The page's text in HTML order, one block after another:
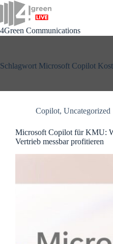
Zum
Inhalt
springen
4Green Communications
Schlagwort Microsoft Copilot
Copilot, Uncategorized
Microsoft Copilot für KMU:
Vertrieb messbar profitieren